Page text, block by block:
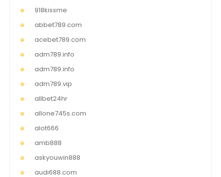
918kissme
abbet789.com
acebet789.com
adm789.info
adm789.info
adm789.vip
allbet24hr
allone745s.com
alot666
amb888
askyouwin888
audi688.com